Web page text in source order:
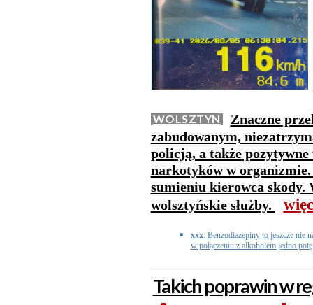
WOLSZTYN
Znaczne
zabudowanym,
policją, a także
narkotyków w
sumieniu kierowca skody.
wolsztyńskie służby.
xxx: Benzodiazepiny to jeszcze nie
w połączeniu z alkoholem jedno
Takich poprawin w